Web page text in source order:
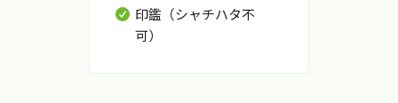
印鑑（シャチハタ不
可）